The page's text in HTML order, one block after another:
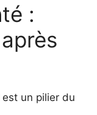
:
un pilier du